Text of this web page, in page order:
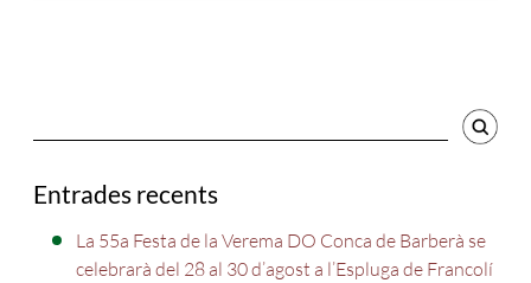
Cercador
Entrades recents
La 55a Festa de la Verema DO Conca de Barberà se
celebrarà del 28 al 30 d’agost a l’Espluga de Francolí